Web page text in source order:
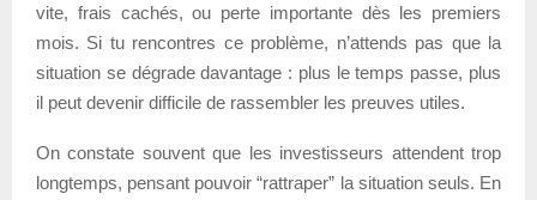
vite, frais cachés, ou perte importante dès les premiers
mois. Si tu rencontres ce problème, n’attends pas que la
situation se dégrade davantage : plus le temps passe, plus
il peut devenir difficile de rassembler les preuves utiles.
On constate souvent que les investisseurs attendent trop
longtemps, pensant pouvoir “rattraper” la situation seuls. En